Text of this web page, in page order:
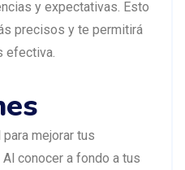
y expectativas. Esto
precisos y te permitirá
efectiva.
mejorar tus
conocer a fondo a tus